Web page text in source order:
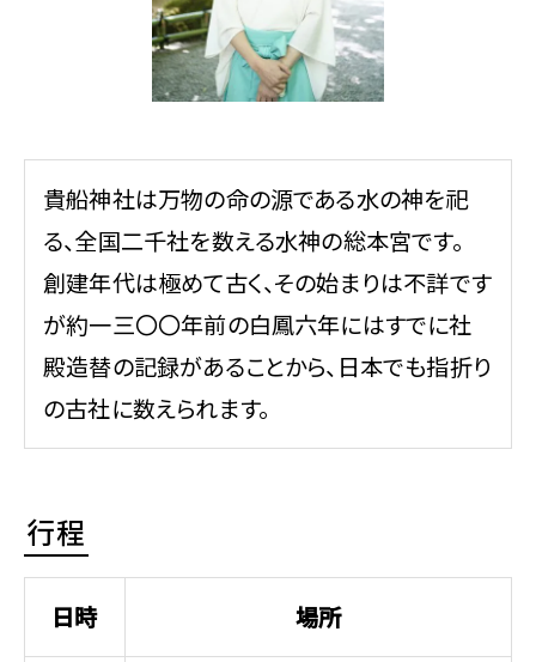
貴船神社は万物の命の源である水の神を祀
る、全国二千社を数える水神の総本宮です。
創建年代は極めて古く、その始まりは不詳です
が約一三〇〇年前の白鳳六年にはすでに社
殿造替の記録があることから、日本でも指折り
の古社に数えられます。
行程
日時 場所